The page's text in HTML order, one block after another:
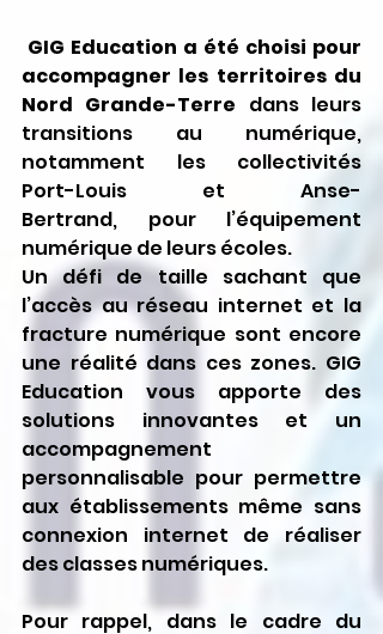
accompagner les territoires du
Nord Grande-Terre dans leurs
transitions au numérique,
notamment les collectivités
Port-Louis et Anse-
Bertrand, pour l’équipement
numérique de leurs écoles.
Un défi de taille sachant que
l’accès au réseau internet et la
fracture numérique sont encore
une réalité dans ces zones. GIG
Education vous apporte des
solutions innovantes et un
accompagnement
personnalisable pour permettre
aux établissements même sans
connexion internet de réaliser
des classes numériques.